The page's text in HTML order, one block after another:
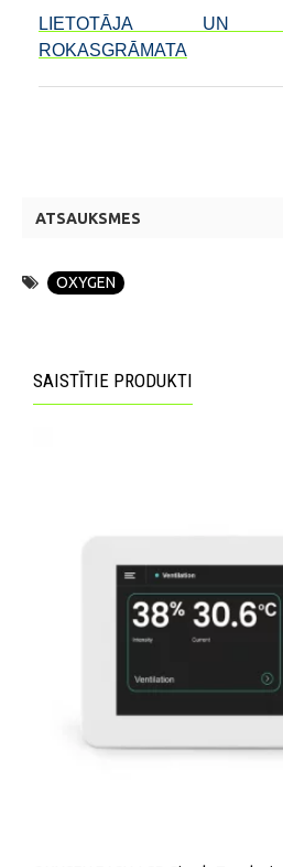
LIETOTĀJA UN
ROKASGRĀMATA
ATSAUKSMES
OXYGEN
SAISTĪTIE PRODUKTI